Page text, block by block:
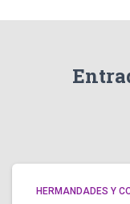
HERMANDADES Y